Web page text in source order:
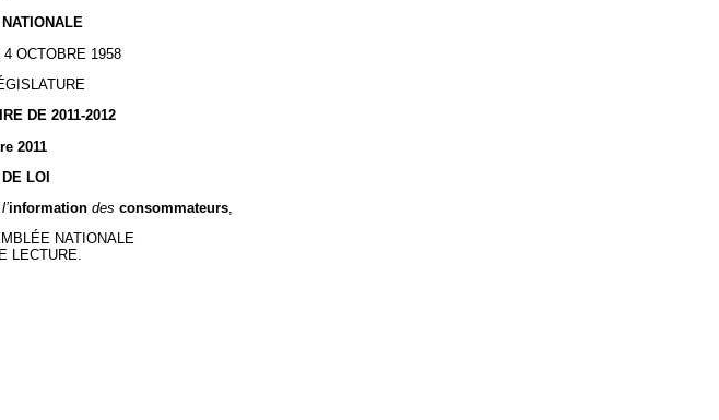
OCTOBRE 1958
DE 2011-2012
2011
LOI
l’information des consommateurs,
NATIONALE
LECTURE.